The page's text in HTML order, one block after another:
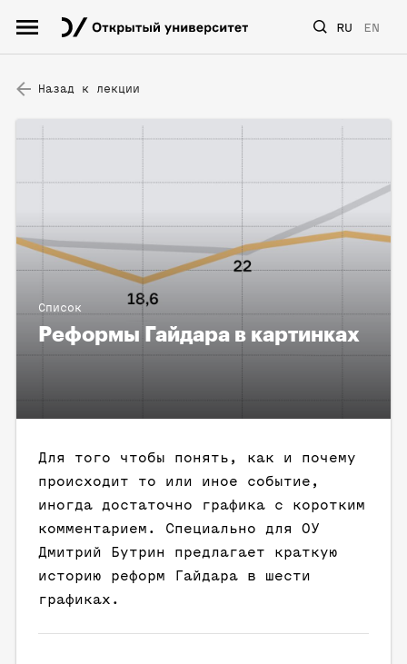
RU EN
Назад к лекции
Список
Реформы Гайдара в картинках
Для того чтобы понять, как и почему
происходит то или иное событие,
иногда достаточно графика с коротким
комментарием. Специально для ОУ
Дмитрий Бутрин предлагает краткую
историю реформ Гайдара в шести
графиках.